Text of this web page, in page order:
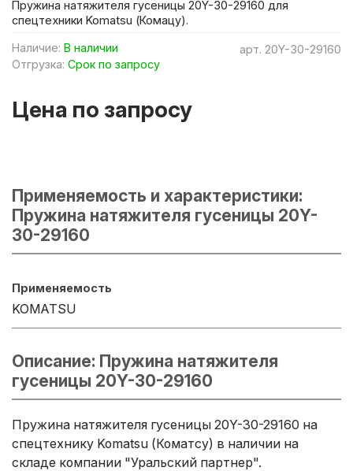
арт. 20Y-30-29160
Наличие: В наличии
Отгрузка: Срок по запросу
Цена по запросу
Пружина натяжителя гусеницы 20Y-30-29160 для
спецтехники Komatsu (Комацу).
Применяемость и характеристики:
Пружина натяжителя гусеницы 20Y-
30-29160
Применяемость
KOMATSU
Описание: Пружина натяжителя
гусеницы 20Y-30-29160
Пружина натяжителя гусеницы 20Y-30-29160 на
спецтехнику Komatsu (Коматсу) в наличии на
складе компании "Уральский партнер".